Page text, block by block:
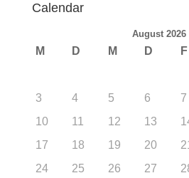
Calendar
August 2026
M D M D F
3
4 5 6 7
10
11 12 13
17
18 19 20 21
24
25 26 27